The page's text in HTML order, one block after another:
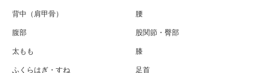
背中（肩甲骨）
腹部
太もも
ふくらはぎ・すね
腰
股関節・臀部
膝
足首